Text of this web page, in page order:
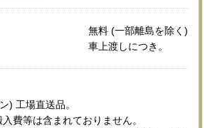
無料 (一部離島を除く)
車上渡しにつき。
) 工場直送品。
費等は含まれておりません。